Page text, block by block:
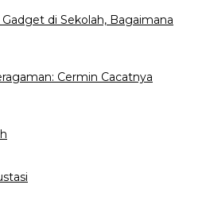
di Sekolah, Bagaimana
Cermin Cacatnya